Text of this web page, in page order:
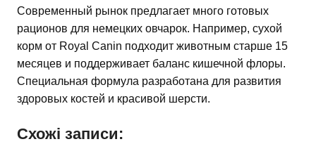
Современный рынок предлагает много готовых
рационов для немецких овчарок. Например, сухой
корм от Royal Canin подходит животным старше 15
месяцев и поддерживает баланс кишечной флоры.
Специальная формула разработана для развития
здоровых костей и красивой шерсти.
Схожі записи: